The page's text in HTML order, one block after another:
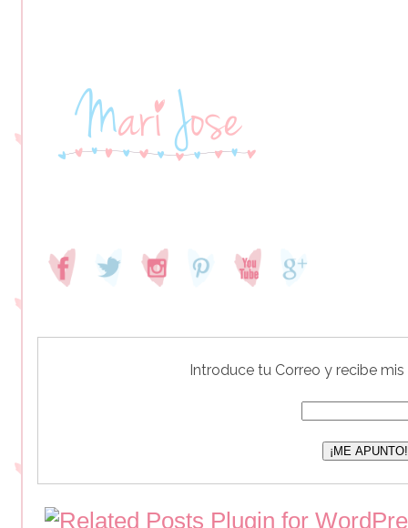
Introduce tu Correo y recibe